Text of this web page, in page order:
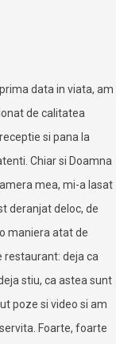
data in viata, am
de calitatea
si pana la
Chiar si Doamna
mea, mi-a lasat
deranjat deloc, de
maniera atat de
restaurant: deja ca
stiu, ca astea sunt
poze si video si am
Foarte, foarte